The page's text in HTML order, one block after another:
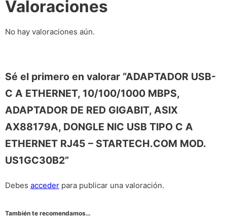
Valoraciones
No hay valoraciones aún.
Sé el primero en valorar “ADAPTADOR USB-
C A ETHERNET, 10/100/1000 MBPS,
ADAPTADOR DE RED GIGABIT, ASIX
AX88179A, DONGLE NIC USB TIPO C A
ETHERNET RJ45 – STARTECH.COM MOD.
US1GC30B2”
Debes acceder para publicar una valoración.
También te recomendamos…